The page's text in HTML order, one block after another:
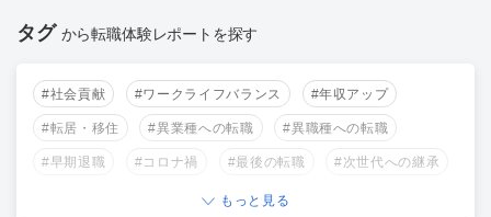
タグ から転職体験レポートを探す
#社会貢献 #ワークライフバランス #年収アップ
#転居・移住 #異業種への転職 #異職種への転職
#早期退職 #コロナ禍 #最後の転職 #次世代への継承
もっと見る